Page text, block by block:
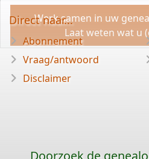
Werk samen in uw
Laat weten wat u
Direct naar...
Abonnement
Vraag/antwoord
Disclaimer
Doorzoek de